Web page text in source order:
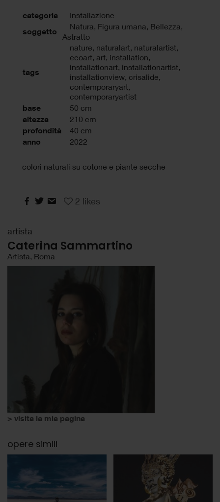
categoria Installazione
soggetto
Natura, Figura umana, Bellezza,
Astratto
tags
nature, naturalart, naturalartist,
ecoart, art, installation,
installationart, installationartist,
installationview, crisalide,
contemporaryart,
contemporaryartist
base 50 cm
altezza 210 cm
profondità 40 cm
anno 2022
colori naturali su cotone e piante secche
2 likes
artista
Caterina Sammartino
Artista, Roma
> visita la mia pagina
opere simili